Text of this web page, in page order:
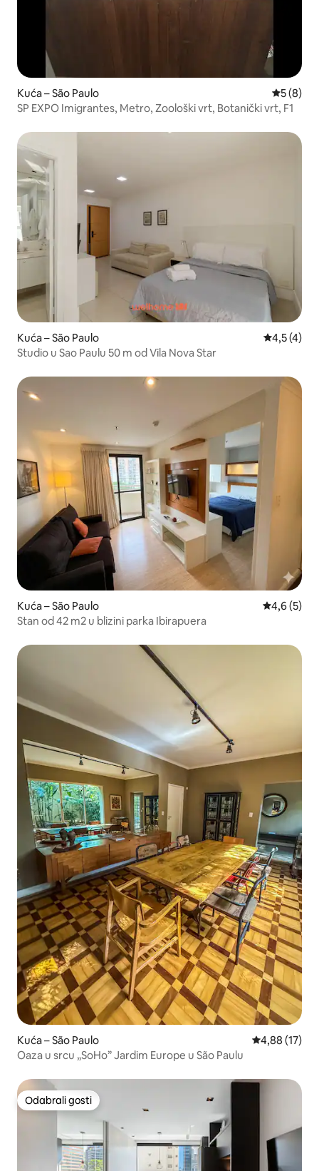
Kuća – São Paulo
5 (8)
SP EXPO Imigrantes, Metro, Zoološki vrt, Botanički vrt, F1
Kuća – São Paulo Prosječna
4,5 (4)
Studio u Sao Paulu 50 m od Vila Nova Star
Kuća – São Paulo Prosječna
4,6 (5)
Stan od 42 m2 u blizini parka Ibirapuera
Kuća – São Paulo Prosječna
4,88 (17)
Oaza u srcu „SoHo” Jardim Europe u São Paulu
Odabrali gosti
Odabrali gosti